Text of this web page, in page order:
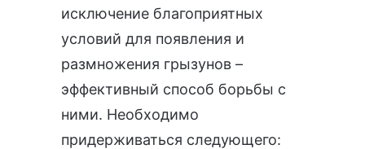
исключение благоприятных
условий для появления и
размножения грызунов –
эффективный способ борьбы с
ними. Необходимо
придерживаться следующего: